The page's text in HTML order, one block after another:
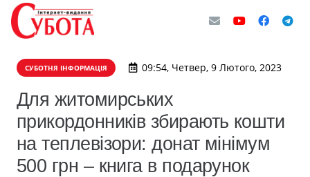
СУБОТНЯ ІНФОРМАЦІЯ 09:54, Четвер, 9 Лютого, 2023
Для житомирських
прикордонників збирають кошти
на теплевізори: донат мінімум
500 грн – книга в подарунок